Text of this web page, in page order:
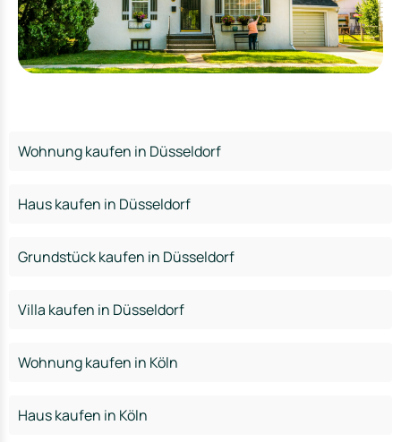
Wohnung kaufen in Düsseldorf
Haus kaufen in Düsseldorf
Grundstück kaufen in Düsseldorf
Villa kaufen in Düsseldorf
Wohnung kaufen in Köln
Haus kaufen in Köln